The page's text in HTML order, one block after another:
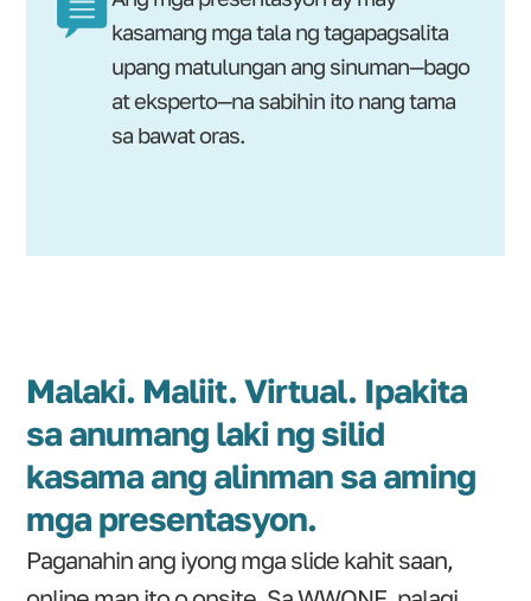
kasamang mga tala ng tagapagsalita
upang matulungan ang sinuman—bago
at eksperto—na sabihin ito nang tama
sa bawat oras.
Malaki. Maliit. Virtual. Ipakita
sa anumang laki ng silid
kasama ang alinman sa aming
mga presentasyon.
Paganahin ang iyong mga slide kahit saan,